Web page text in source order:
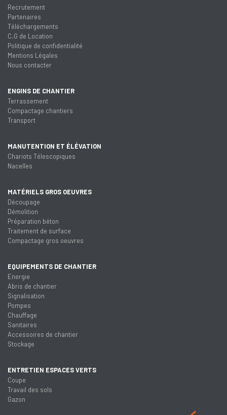
Recrutement
Partenaires
Téléchargements
C.G de Location
Politique de confidentialité
Mentions Légales
Nous contacter
ENGINS DE CHANTIER
Terrassement
Compactage chantiers
Transport
MANUTENTION ET ÉLÉVATION
Chariots Télescopiques
Nacelles
MATÉRIELS GROS OEUVRES
Découpage
Démolition
Préparation béton
Traitement de surface
Compactage gros oeuvres
EQUIPEMENTS DE CHANTIER
Energie
Abris de chantier
Signalisation
Pompes
Chauffage
Sanitaires
Accessoires de chantier
Stockage
ENTRETIEN ESPACES VERTS
Coupe
Travail des sols
Gazon